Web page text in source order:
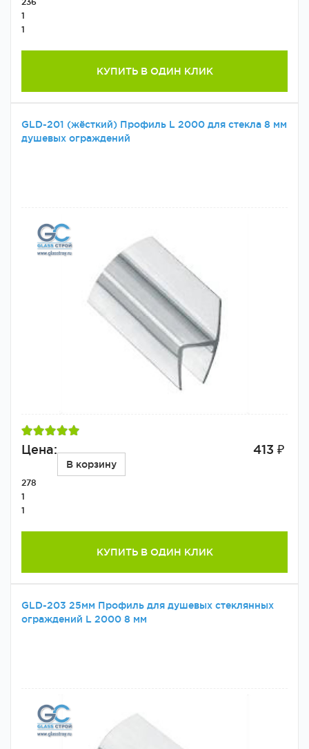
1
1
КУПИТЬ В ОДИН КЛИК
GLD-201 (жёсткий) Профиль L 2000 для стекла 8 мм
душевых ограждений
Цена: 413 ₽
В корзину
278
1
1
КУПИТЬ В ОДИН КЛИК
GLD-203 25мм Профиль для душевых стеклянных
ограждений L 2000 8 мм